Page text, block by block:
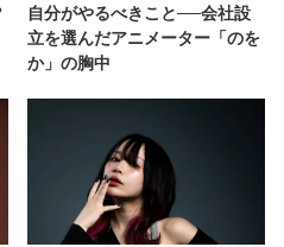
自分がやるべきこと──会社設
立を選んだアニメーター「のを
か」の胸中